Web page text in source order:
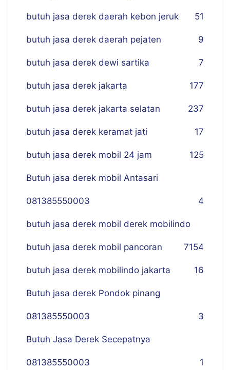
butuh jasa derek daerah kebon jeruk 51
butuh jasa derek daerah pejaten 9
butuh jasa derek dewi sartika 7
butuh jasa derek jakarta 177
butuh jasa derek jakarta selatan 237
butuh jasa derek keramat jati 17
butuh jasa derek mobil 24 jam 125
Butuh jasa derek mobil Antasari
081385550003 4
butuh jasa derek mobil derek mobilindo
154
butuh jasa derek mobil pancoran 7
butuh jasa derek mobilindo jakarta 16
Butuh jasa derek Pondok pinang
081385550003 3
Butuh Jasa Derek Secepatnya
081385550003 1